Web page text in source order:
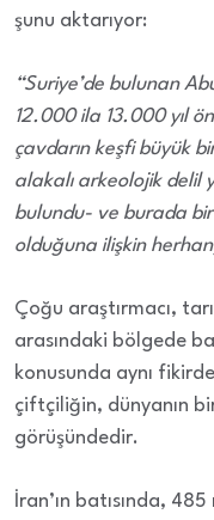
şunu aktarıyor:
“Suriye’de bulunan
12.000 ila 13.000 yıl
çavdarın keşfi büyük
alakalı arkeolojik delil
bulundu- ve burada
olduğuna ilişkin
Çoğu araştırmacı,
arasındaki bölgede
konusunda aynı
çiftçiliğin, dünyanın
görüşündedir.
İran’ın batısında,